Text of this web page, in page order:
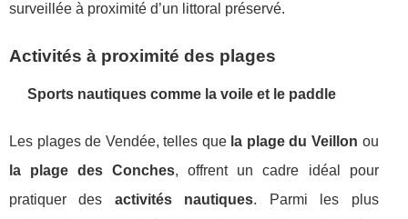
surveillée à proximité d’un littoral préservé.
Activités à proximité des plages
Sports nautiques comme la voile et le paddle
Les plages de Vendée, telles que la plage du Veillon ou
la plage des Conches, offrent un cadre idéal pour
pratiquer des activités nautiques. Parmi les plus